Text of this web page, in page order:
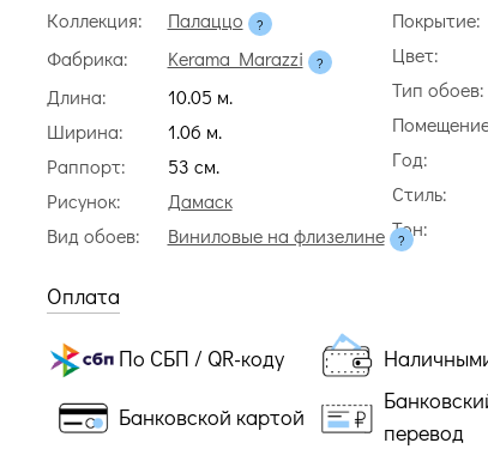
Коллекция:
Палаццо
Фабрика:
Kerama Marazzi
Длина:
10.05 м.
Ширина:
1.06 м.
Раппорт:
53 cм.
Рисунок:
Дамаск
Вид обоев:
Виниловые на флизелине
Покрытие:
Цвет:
Тип обоев:
Год:
Стиль:
Тон:
Оплата
По СБП / QR-коду
Банковской картой
перевод